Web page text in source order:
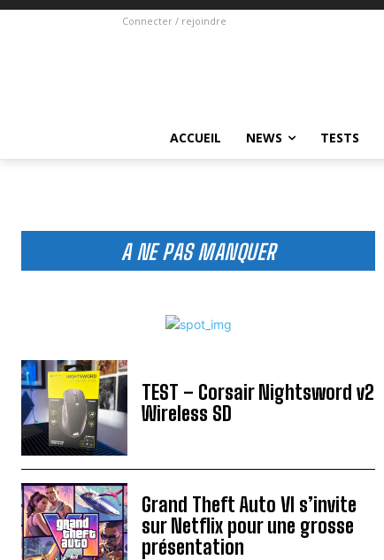
Connecter / rejoindre
ACCUEIL NEWS TESTS
A NE PAS MANQUER
TEST – Corsair Nightsword v2
Wireless SD
Grand Theft Auto VI s’invite
sur Netflix pour une grosse
présentation